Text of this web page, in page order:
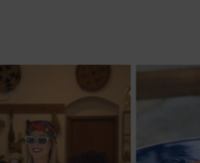
δηλαδή να
στον χρήστη
είναι το
push down